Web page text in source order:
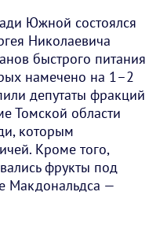
Южной состоялся
Николаевича
быстрого питания
намечено на 1–2
депутаты фракций
Томской области
которым
Кроме того,
фрукты под
Макдональдса —